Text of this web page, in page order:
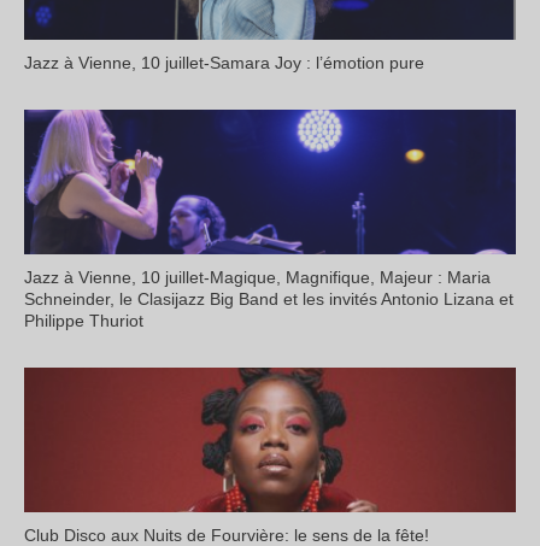
Jazz à Vienne, 10 juillet-Samara Joy : l’émotion pure
Jazz à Vienne, 10 juillet-Magique, Magnifique, Majeur : Maria
Schneinder, le Clasijazz Big Band et les invités Antonio Lizana et
Philippe Thuriot
Club Disco aux Nuits de Fourvière: le sens de la fête!